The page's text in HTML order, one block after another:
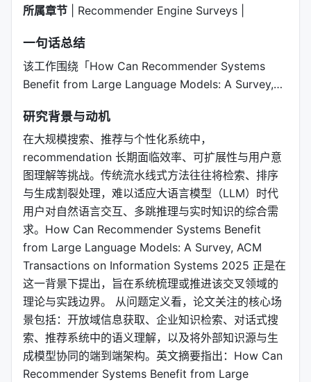
所属章节 | Recommender Engine Surveys |
一句话总结
该工作围绕「How Can Recommender Systems
Benefit from Large Language Models: A Survey,…
研究背景与动机
在大规模搜索、推荐与个性化系统中，
recommendation 长期面临效率、可扩展性与用户意
图理解等挑战。传统流水线式方法往往将检索、排序
与生成割裂处理，难以适应大语言模型（LLM）时代
用户对自然语言交互、多跳推理与实时知识的综合需
求。How Can Recommender Systems Benefit
from Large Language Models: A Survey, ACM
Transactions on Information Systems 2025 正是在
这一背景下提出，旨在系统梳理或推进该交叉领域的
理论与实践边界。 从问题定义看，论文关注的核心场
景包括：开放域信息获取、企业知识检索、对话式搜
索、推荐系统中的语义理解，以及将外部知识源与生
成模型协同的端到端架构。英文摘要指出：How Can
Recommender Systems Benefit from Large